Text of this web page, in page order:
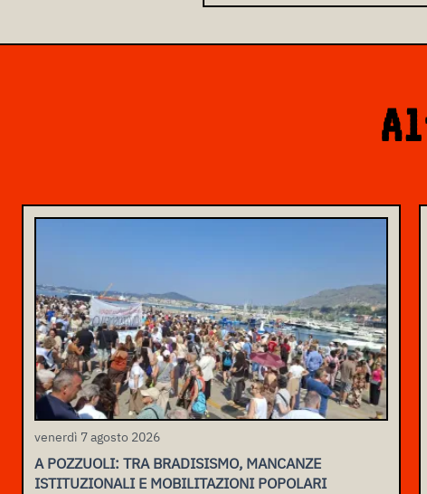
venerdì 7 agosto 2026
A POZZUOLI: TRA BRADISISMO, MANCANZE
ISTITUZIONALI E MOBILITAZIONI POPOLARI